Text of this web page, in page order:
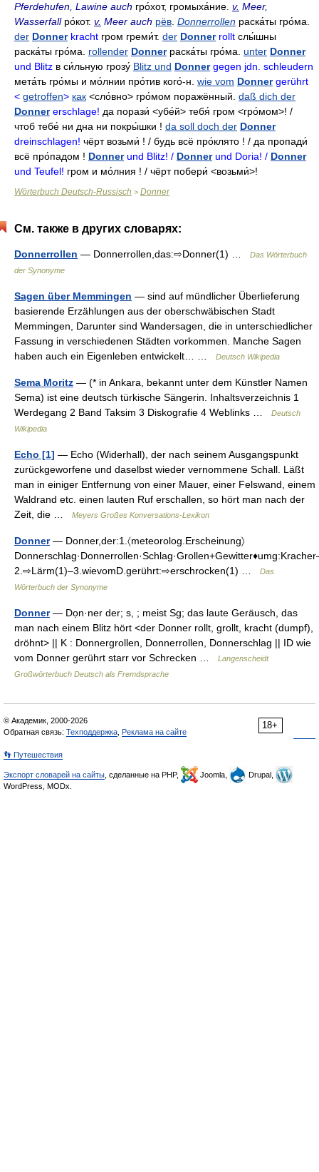
Pferdehufen, Lawine auch гро́хот, громыха́ние v. Meer,
Wasserfall ро́кот. v. Meer auch рёв Donnerrollen раска́ты гро́ма
der Donnerkracht гром греми́т. der Donnerrollt слы́шны
раска́ты гро́ма
rollender Donner раска́ты гро́ма unter Donner
und Blitz в си́льную грозу́ Blitz und Donnergegen jdn. schleudern
мета́ть гро́мы и мо́лнии про́тив кого́-н wie vom Donnergerührt
< getroffen> как <сло́вно> гро́мом поражённый daß dich der
Donnererschlage! да порази́ <убе́й> тебя́ гром <гро́мом>! /
чтоб тебе́ ни дна ни покры́шки ! da soll doch der Donner
dreinschlagen! чёрт возьми́ ! / будь всё про́клято ! / да пропади́
всё про́падом ! Donnerund Blitz! / Donnerund Doria! / Donner
und Teufel! гром и мо́лния ! / чёрт побери́ <возьми́>!
Wörterbuch Deutsch-Russisch > Donner
См. также в других словарях:
Donnerrollen — Donnerrollen,das:⇨Donner(1) …
Das Wörterbuch
der Synonyme
Sagen über Memmingen — sind auf mündlicher Überlieferung
basierende Erzählungen aus der oberschwäbischen Stadt
Memmingen, Darunter sind Wandersagen, die in unterschiedlicher
Fassung in verschiedenen Städten vorkommen. Manche Sagen
haben auch ein Eigenleben entwickelt… …
Deutsch Wikipedia
Sema Moritz — (* in Ankara, bekannt unter dem Künstler Namen
Sema) ist eine deutsch türkische Sängerin. Inhaltsverzeichnis 1
Werdegang 2 Band Taksim 3 Diskografie 4 Weblinks …
Deutsch
Wikipedia
Echo [1] — Echo (Widerhall), der nach seinem Ausgangspunkt
zurückgeworfene und daselbst wieder vernommene Schall. Läßt
man in einiger Entfernung von einer Mauer, einer Felswand, einem
Waldrand etc. einen lauten Ruf erschallen, so hört man nach der
Zeit, die …
Meyers Großes Konversations-Lexikon
Donner— Donner,der:1.〈meteorolog.Erscheinung〉
2.⇨Lärm(1)–3.wievomD.gerührt:⇨erschrocken(1) …
Das
Wörterbuch der Synonyme
Donner— Dọn·ner der; s, ; meist Sg; das laute Geräusch, das
man nach einem Blitz hört <der Donner rollt, grollt, kracht (dumpf),
dröhnt> || K : Donnergrollen, Donnerrollen, Donnerschlag || ID wie
vom Donner gerührt starr vor Schrecken …
Langenscheidt
Großwörterbuch Deutsch als Fremdsprache
18+
© Академик, 2000-2026
Обратная связь: Техподдержка Реклама на сайте
👣 Путешествия
Экспорт словарей на сайты , сделанные на PHP, Joomla,
Drupal,
WordPress, MODx.